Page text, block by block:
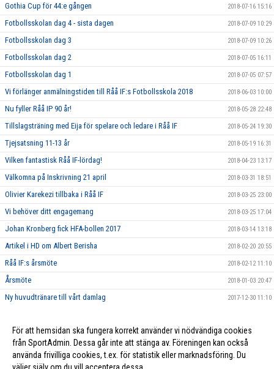
Gothia Cup för 44:e gången 2018-07-16 15:16
Fotbollsskolan dag 4 - sista dagen 2018-07-09 10:29
Fotbollsskolan dag 3 2018-07-09 10:26
Fotbollsskolan dag 2 2018-07-05 16:11
Fotbollsskolan dag 1 2018-07-05 07:57
Vi förlänger anmälningstiden till Råå IF:s Fotbollsskola 2018 2018-06-03 10:00
Nu fyller Råå IP 90 år! 2018-05-28 22:48
Tillslagsträning med Eija för spelare och ledare i Råå IF 2018-05-24 19:30
Tjejsatsning 11-13 år 2018-05-19 16:31
Vilken fantastisk Råå IF-lördag! 2018-04-23 13:17
Välkomna på Inskrivning 21 april 2018-03-31 18:51
Olivier Karekezi tillbaka i Råå IF 2018-03-25 23:00
Vi behöver ditt engagemang 2018-03-25 17:04
Johan Kronberg fick HFA-bollen 2017 2018-03-14 13:18
Artikel i HD om Albert Berisha 2018-02-20 20:55
Råå IF:s årsmöte 2018-02-12 11:10
Årsmöte 2018-01-03 20:47
Ny huvudtränare till vårt damlag 2017-12-30 11:10
2017-01-02 20:35
För att hemsidan ska fungera korrekt använder vi nödvändiga cookies
från SportAdmin. Dessa går inte att stänga av. Föreningen kan också
använda frivilliga cookies, t.ex. för statistik eller marknadsföring. Du